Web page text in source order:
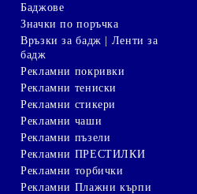
Баджове
Значки по поръчка
Връзки за бадж | Ленти за
бадж
Рекламни покривки
Рекламни тениски
Рекламни стикери
Рекламни чаши
Рекламни пъзели
Рекламни ПРЕСТИЛКИ
Рекламни торбички
Рекламни Плажни кърпи